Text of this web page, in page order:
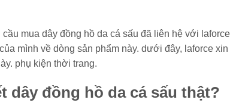
mua dây đồng hồ da cá sấu đã liên hệ với
mình về dòng sản phẩm này. dưới đây, laforce
phụ kiện thời trang.
dây đồng hồ da cá sấu thật?